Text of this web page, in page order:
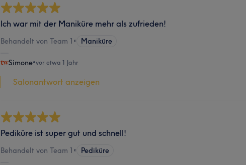
Ich war mit der Maniküre mehr als zufrieden!
Behandelt von Team 1 • Maniküre
Simone•vor etwa 1 Jahr
Salonantwort anzeigen
Pediküre ist super gut und schnell!
Behandelt von Team 1 • Pediküre